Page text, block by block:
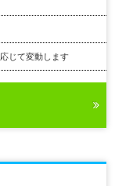
じて変動します